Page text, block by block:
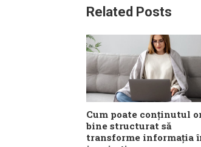
Related Posts
Cum poate conținutul
bine structurat să
transforme informația